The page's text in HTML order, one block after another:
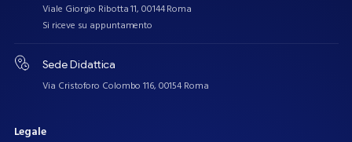
Viale Giorgio Ribotta 11, 00144 Roma
Si riceve su appuntamento
Sede Didattica
Via Cristoforo Colombo 116, 00154 Roma
Legale